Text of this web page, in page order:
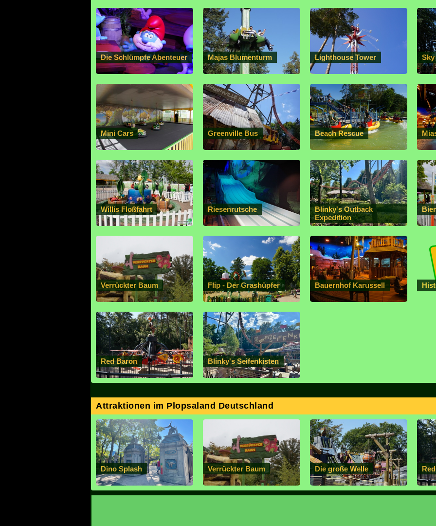
Die Schlümpfe Abenteuer Majas Blumenturm Lighthouse Tower Sky
Mini Cars Greenville Bus Beach Rescue
Willis Floßfahrt Riesenrutsche
Blinky's Outback
Expedition
Verrückter Baum Flip - Der Grashüpfer Bauernhof Karussell
Red Baron Blinky's Seifenkisten
Attraktionen im Plopsaland Deutschland
Dino Splash Verrückter Baum Die große Welle